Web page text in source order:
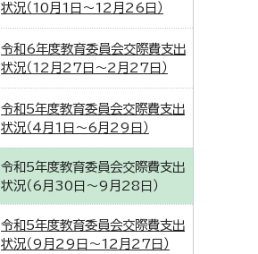
状況（10月1日～12月26日）
令和6年度教育委員会交際費支出
状況（12月27日～2月27日）
令和5年度教育委員会交際費支出
状況（4月1日～6月29日）
令和5年度教育委員会交際費支出
状況（6月30日～9月28日）
令和5年度教育委員会交際費支出
状況（9月29日～12月27日）